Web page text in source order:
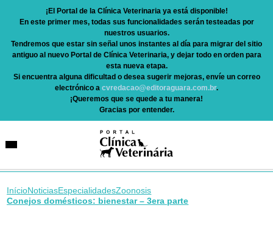
¡El Portal de la Clínica Veterinaria ya está disponible!
En este primer mes, todas sus funcionalidades serán testeadas por
nuestros usuarios.
Tendremos que estar sin señal unos instantes al día para migrar del sitio
antiguo al nuevo Portal de Clínica Veterinaria, y dejar todo en orden para
esta nueva etapa.
Si encuentra alguna dificultad o desea sugerir mejoras, envíe un correo
electrónico a cvredacao@editoraguara.com.br.
¡Queremos que se quede a tu manera!
Gracias por entender.
InícioNoticiasEspecialidadesZoonosis
Conejos domésticos: bienestar – 3era parte